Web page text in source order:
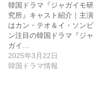
韓国ドラマ『ジャガイモ研
究所』キャスト紹介｜主演
はカン・テオ＆イ・ソンビ
ン注目の韓国ドラマ『ジャ
ガイ…
2025年3月22日
韓国ドラマ情報